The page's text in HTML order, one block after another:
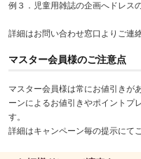
例３．児童用雑誌の企画へドレス
詳細はお問い合わせ窓口よりご連
マスター会員様のご注意点
マスター会員様は常にお値引きが
ーンによるお値引きやポイントプ
す。
詳細はキャンペーン毎の提示にて